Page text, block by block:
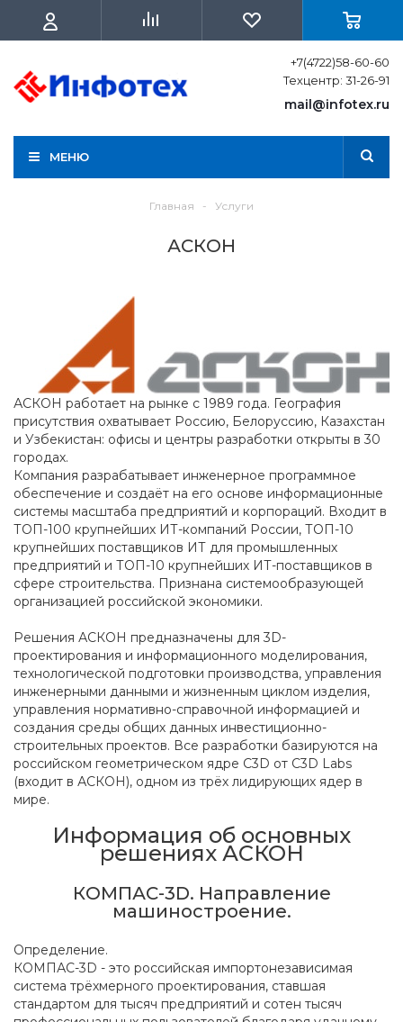
+7(4722)58-60-60
Техцентр: 31-26-91
mail@infotex.ru
МЕНЮ
Главная - Услуги
АСКОН
АСКОН работает на рынке с 1989 года. География
присутствия охватывает Россию, Белоруссию, Казахстан
и Узбекистан: офисы и центры разработки открыты в 30
городах.
Компания разрабатывает инженерное программное
обеспечение и создаёт на его основе информационные
системы масштаба предприятий и корпораций. Входит в
ТОП-100 крупнейших ИТ-компаний России, ТОП-10
крупнейших поставщиков ИТ для промышленных
предприятий и ТОП-10 крупнейших ИТ-поставщиков в
сфере строительства. Признана системообразующей
организацией российской экономики.
Решения АСКОН предназначены для 3D-
проектирования и информационного моделирования,
технологической подготовки производства, управления
инженерными данными и жизненным циклом изделия,
управления нормативно-справочной информацией и
создания среды общих данных инвестиционно-
строительных проектов. Все разработки базируются на
российском геометрическом ядре C3D от C3D Labs
(входит в АСКОН), одном из трёх лидирующих ядер в
мире.
Информация об основных
решениях АСКОН
КОМПАС-3D. Направление
машиностроение.
Определение.
КОМПАС-3D - это российская импортонезависимая
система трёхмерного проектирования, ставшая
стандартом для тысяч предприятий и сотен тысяч